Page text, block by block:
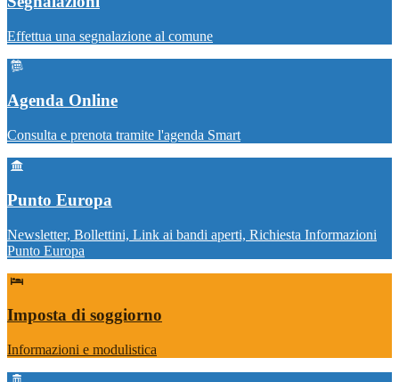
Effettua una segnalazione al comune
Agenda Online
Consulta e prenota tramite l'agenda Smart
Punto Europa
Newsletter, Bollettini, Link ai bandi aperti, Richiesta Informazioni
Punto Europa
Imposta di soggiorno
Informazioni e modulistica